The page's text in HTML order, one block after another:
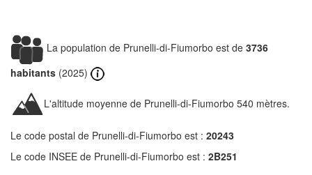
La population de Prunelli-di-Fiumorbo est de 3736
habitants (2025)
L'altitude moyenne de Prunelli-di-Fiumorbo 540 mètres.
Le code postal de Prunelli-di-Fiumorbo est : 20243
Le code INSEE de Prunelli-di-Fiumorbo est : 2B251